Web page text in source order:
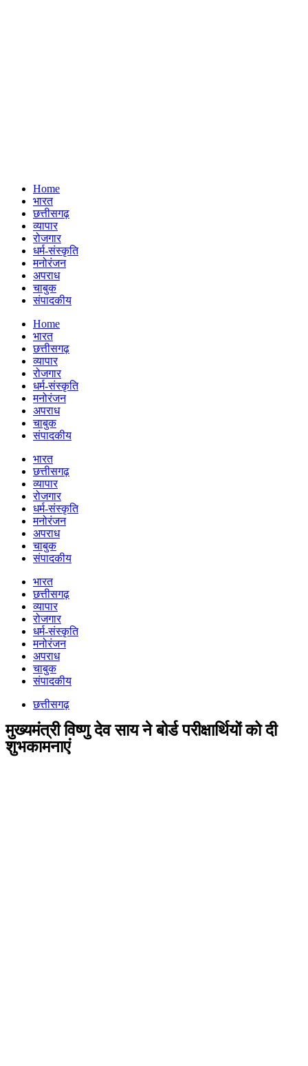
Home
भारत
छत्तीसगढ़
व्यापार
रोजगार
धर्म-संस्कृति
मनोरंजन
अपराध
चाबुक
संपादकीय
Menu
Home
भारत
छत्तीसगढ़
व्यापार
रोजगार
धर्म-संस्कृति
मनोरंजन
अपराध
चाबुक
संपादकीय
भारत
छत्तीसगढ़
व्यापार
रोजगार
धर्म-संस्कृति
मनोरंजन
अपराध
चाबुक
संपादकीय
भारत
छत्तीसगढ़
व्यापार
रोजगार
धर्म-संस्कृति
मनोरंजन
अपराध
चाबुक
संपादकीय
छत्तीसगढ़
मुख्यमंत्री विष्णु देव साय ने बोर्ड परीक्षार्थियों को दी
शुभकामनाएं